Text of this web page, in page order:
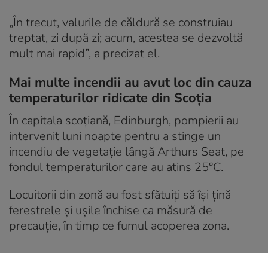
„În trecut, valurile de căldură se construiau
treptat, zi după zi; acum, acestea se dezvoltă
mult mai rapid”, a precizat el.
Mai multe incendii au avut loc din cauza
temperaturilor ridicate din Scoția
În capitala scoțiană, Edinburgh, pompierii au
intervenit luni noapte pentru a stinge un
incendiu de vegetație lângă Arthurs Seat, pe
fondul temperaturilor care au atins 25°C.
Locuitorii din zonă au fost sfătuiți să își țină
ferestrele și ușile închise ca măsură de
precauție, în timp ce fumul acoperea zona.